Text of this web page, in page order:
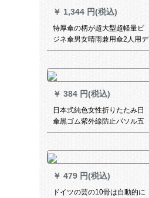
￥ 1,344 円(税込)
特厚傘の柄が超大型超軽量ビ
ジネ傘男女晴雨兼用傘2人用デ
リー傘創意復古耐風黒(原木ハ
￥ 384 円(税込)
日本式純色女性折りたたみ日
傘黒ゴム紫外線防止パソル五
つ折りポケト傘晴雨兼用傘折
ト傘
￥ 479 円(税込)
ドイツの芸の10骨は自動的に